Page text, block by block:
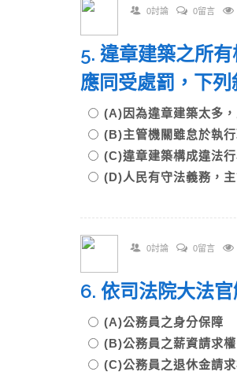
0討論 0留言
5. 違章建築之所
應同受處罰，下
(A)因為違章建築太多
(B)主管機關雖怠於執
(C)違章建築構成違法
(D)人民有守法義務，
0討論 0留言
6. 依司法院大法
(A)公務員之身分保障
(B)公務員之薪資請求
(C)公務員之退休金請